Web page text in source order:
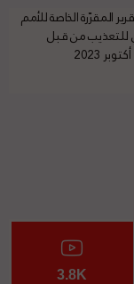
المقرّرة الخاصة للأمم
للتعذيب من قبل
3.8K